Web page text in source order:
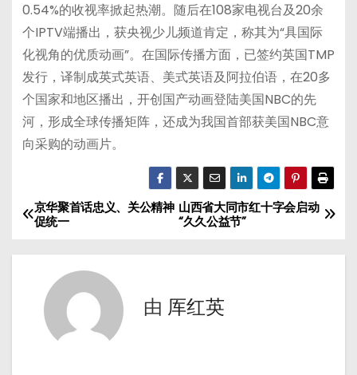
0.54%的收视率掀起热潮。随后在108家电视台及20余
个IPTV端播出，获央视少儿频道肯定，称其为“具国际
化视角的优质动画”。在国际传播方面，已签约英国TMP
发行，译制成英式英语、美式英语及阿拉伯语，在20多
个国家和地区播出，开创国产动画登陆美国NBC的先
河，形成全球传播矩阵，还成为我国首部获美国NBC意
向采购的动画片。
文
章
航
山西省大同市红十字会启动
“久久公益节”
京华聚首话忠义、关公精神
促统一
由 厍红英